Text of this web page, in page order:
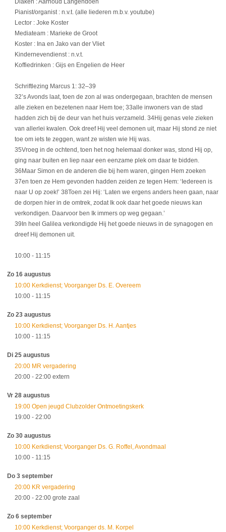
Diaken : Aarnoud Langendoen
Pianist/organist : n.v.t. (alle liederen m.b.v. youtube)
Lector : Joke Koster
Mediateam : Marieke de Groot
Koster : Ina en Jako van der Vliet
Kindernevendienst : n.v.t.
Koffiedrinken : Gijs en Engelien de Heer
Schriftlezing Marcus 1: 32–39
32’s Avonds laat, toen de zon al was ondergegaan, brachten de mensen
alle zieken en bezetenen naar Hem toe; 33alle inwoners van de stad
hadden zich bij de deur van het huis verzameld. 34Hij genas vele zieken
van allerlei kwalen. Ook dreef Hij veel demonen uit, maar Hij stond ze niet
toe om iets te zeggen, want ze wisten wie Hij was.
35Vroeg in de ochtend, toen het nog helemaal donker was, stond Hij op,
ging naar buiten en liep naar een eenzame plek om daar te bidden.
36Maar Simon en de anderen die bij hem waren, gingen Hem zoeken
37en toen ze Hem gevonden hadden zeiden ze tegen Hem: ‘Iedereen is
naar U op zoek!’ 38Toen zei Hij: ‘Laten we ergens anders heen gaan, naar
de dorpen hier in de omtrek, zodat Ik ook daar het goede nieuws kan
verkondigen. Daarvoor ben Ik immers op weg gegaan.’
39In heel Galilea verkondigde Hij het goede nieuws in de synagogen en
dreef Hij demonen uit.
10:00 - 11:15
Zo 16 augustus
10:00 Kerkdienst; Voorganger Ds. E. Overeem
10:00 - 11:15
Zo 23 augustus
10:00 Kerkdienst; Voorganger Ds. H. Aantjes
10:00 - 11:15
Di 25 augustus
20:00 MR vergadering
20:00 - 22:00 extern
Vr 28 augustus
19:00 Open jeugd Clubzolder Ontmoetingskerk
19:00 - 22:00
Zo 30 augustus
10:00 Kerkdienst; Voorganger Ds. G. Roffel, Avondmaal
10:00 - 11:15
Do 3 september
20:00 KR vergadering
20:00 - 22:00 grote zaal
Zo 6 september
10:00 Kerkdienst; Voorganger ds. M. Korpel